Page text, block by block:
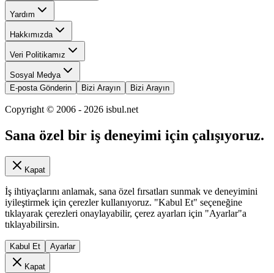
Yardım
Hakkımızda
Veri Politikamız
Sosyal Medya
E-posta Gönderin
Bizi Arayın Bizi Arayın
Copyright © 2006 - 2026 isbul.net
Sana özel bir iş deneyimi için çalışıyoruz.
Kapat
İş ihtiyaçlarını anlamak, sana özel fırsatları sunmak ve deneyimini
iyileştirmek için çerezler kullanıyoruz. "Kabul Et" seçeneğine
tıklayarak çerezleri onaylayabilir, çerez ayarları için "Ayarlar"a
tıklayabilirsin.
Kabul Et Ayarlar
Kapat